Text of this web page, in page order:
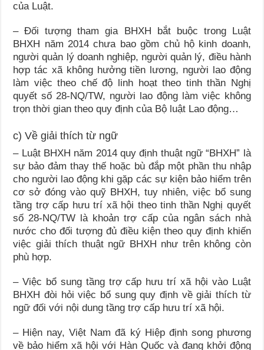
của Luật.
– Đối tượng tham gia BHXH bắt buộc trong Luật
BHXH năm 2014 chưa bao gồm chủ hộ kinh doanh,
người quản lý doanh nghiệp, người quản lý, điều hành
hợp tác xã không hưởng tiền lương, người lao động
làm việc theo chế độ linh hoạt theo tinh thần Nghị
quyết số 28-NQ/TW, người lao động làm việc không
trọn thời gian theo quy định của Bộ luật Lao động…
c) Về giải thích từ ngữ
– Luật BHXH năm 2014 quy định thuật ngữ “BHXH” là
sự bảo đảm thay thế hoặc bù đắp một phần thu nhập
cho người lao động khi gặp các sự kiện bảo hiểm trên
cơ sở đóng vào quỹ BHXH, tuy nhiên, việc bổ sung
tầng trợ cấp hưu trí xã hội theo tinh thần Nghị quyết
số 28-NQ/TW là khoản trợ cấp của ngân sách nhà
nước cho đối tượng đủ điều kiện theo quy định khiến
việc giải thích thuật ngữ BHXH như trên không còn
phù hợp.
– Việc bổ sung tầng trợ cấp hưu trí xã hội vào Luật
BHXH đòi hỏi việc bổ sung quy định về giải thích từ
ngữ đối với nội dung tầng trợ cấp hưu trí xã hội.
– Hiện nay, Việt Nam đã ký Hiệp định song phương
về bảo hiểm xã hội với Hàn Quốc và đang khởi động